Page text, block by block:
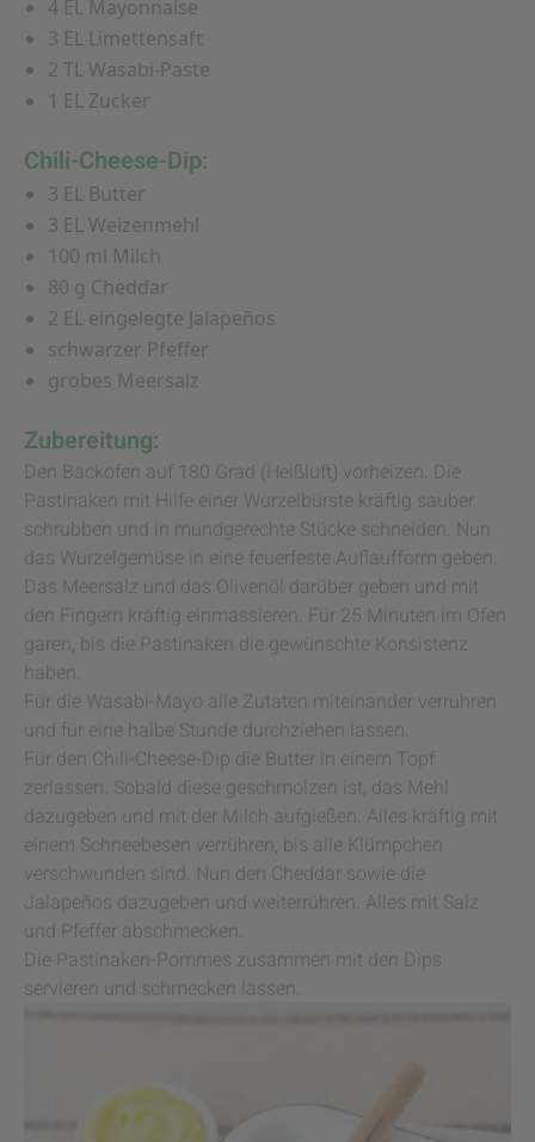
4 EL Mayonnaise
3 EL Limettensaft
2 TL Wasabi-Paste
1 EL Zucker
Chili-Cheese-Dip:
3 EL Butter
3 EL Weizenmehl
100 ml Milch
80 g Cheddar
2 EL eingelegte Jalapeños
schwarzer Pfeffer
grobes Meersalz
Zubereitung:
Den Backofen auf 180 Grad (Heißluft) vorheizen. Die
Pastinaken mit Hilfe einer Wurzelbürste kräftig sauber
schrubben und in mundgerechte Stücke schneiden. Nun
das Wurzelgemüse in eine feuerfeste Auflaufform geben.
Das Meersalz und das Olivenöl darüber geben und mit
den Fingern kräftig einmassieren. Für 25 Minuten im Ofen
garen, bis die Pastinaken die gewünschte Konsistenz
haben.
Für die Wasabi-Mayo alle Zutaten miteinander verrühren
und für eine halbe Stunde durchziehen lassen.
Für den Chili-Cheese-Dip die Butter in einem Topf
zerlassen. Sobald diese geschmolzen ist, das Mehl
dazugeben und mit der Milch aufgießen. Alles kräftig mit
einem Schneebesen verrühren, bis alle Klümpchen
verschwunden sind. Nun den Cheddar sowie die
Jalapeños dazugeben und weiterrühren. Alles mit Salz
und Pfeffer abschmecken.
Die Pastinaken-Pommes zusammen mit den Dips
servieren und schmecken lassen.